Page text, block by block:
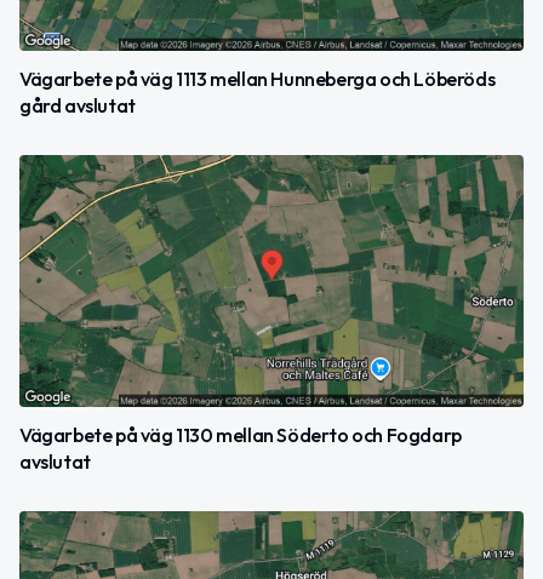
Vägarbete på väg 1113 mellan Hunneberga och Löberöds
gård avslutat
Vägarbete på väg 1130 mellan Söderto och Fogdarp
avslutat